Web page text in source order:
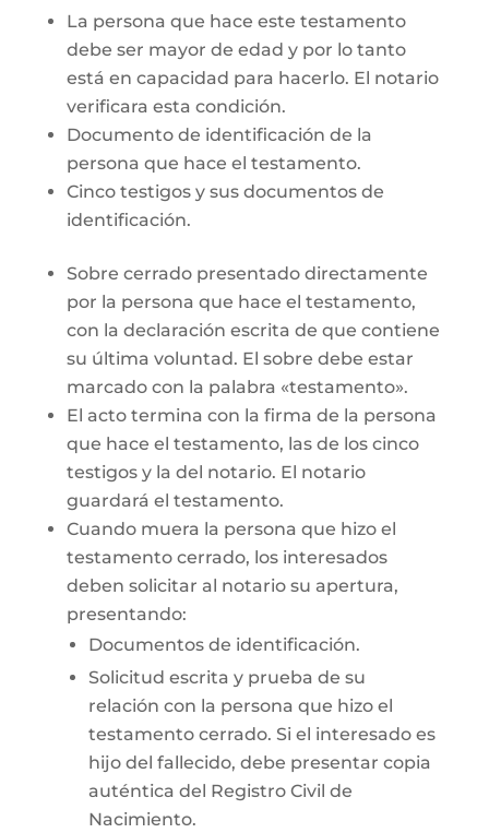
La persona que hace este testamento
debe ser mayor de edad y por lo tanto
está en capacidad para hacerlo. El notario
verificara esta condición.
Documento de identificación de la
persona que hace el testamento.
Cinco testigos y sus documentos de
identificación.
Sobre cerrado presentado directamente
por la persona que hace el testamento,
con la declaración escrita de que contiene
su última voluntad. El sobre debe estar
marcado con la palabra «testamento».
El acto termina con la firma de la persona
que hace el testamento, las de los cinco
testigos y la del notario. El notario
guardará el testamento.
Cuando muera la persona que hizo el
testamento cerrado, los interesados
deben solicitar al notario su apertura,
presentando:
Documentos de identificación.
Solicitud escrita y prueba de su
relación con la persona que hizo el
testamento cerrado. Si el interesado es
hijo del fallecido, debe presentar copia
auténtica del Registro Civil de
Nacimiento.